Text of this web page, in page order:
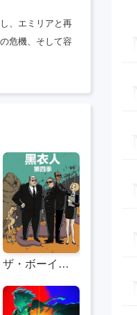
、エミリアと再
危機、そして容
ザ・ボーイズ シーズン4